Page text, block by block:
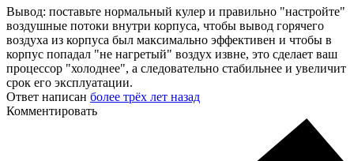
Вывод: поставьте нормальный кулер и правильно "настройте"
воздушные потоки внутри корпуса, чтобы вывод горячего
воздуха из корпуса был максимально эффективен и чтобы в
корпус попадал "не нагретый" воздух извне, это сделает ваш
процессор "холоднее", а следовательно стабильнее и увеличит
срок его эксплуатации.
Ответ написан более трёх лет назад
Комментировать